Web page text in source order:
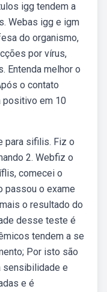
igg tendem a
Webas igg e igm
do organismo,
por vírus,
Entenda melhor o
o contato
positivo em 10
para sifilis. Fiz o
2. Webfiz o
comecei o
passou o exame
o resultado do
desse teste é
tendem a se
Por isto são
sensibilidade e
e é